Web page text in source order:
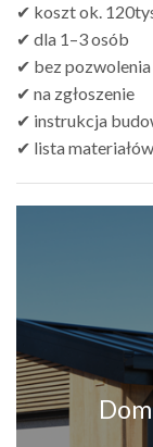
✔ koszt ok.
✔ dla 1–3 osób
✔ bez pozwolenia
✔ na zgłoszenie
✔ instrukcja
✔ lista materiałów